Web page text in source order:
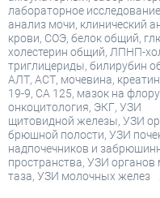
лабораторное
анализ мочи, клинический
крови, СОЭ, белок общий,
холестерин общий, ЛПНП-
триглицериды, билирубин
АЛТ, АСТ, мочевина,
19-9, СА 125, мазок на
онкоцитология, ЭКГ, УЗИ
щитовидной железы, УЗИ
брюшной полости, УЗИ
надпочечников и
пространства, УЗИ органов
таза, УЗИ молочных желез